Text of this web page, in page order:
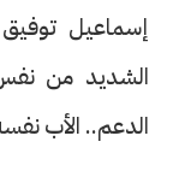
إسماعيل
الشديد من
الدعم.. الأب